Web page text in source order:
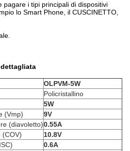
pagare i tipi principali di dispositivi
lo Smart Phone, il CUSCINETTO,
OLPVM-5W
Policristallino
5W
(Vmp)
9V
(diavoletto)0.55A
(COV)
10.8V
0.6A